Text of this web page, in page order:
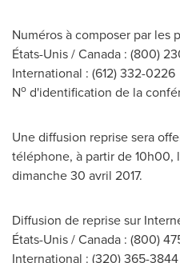
Numéros à composer par les
États-Unis /Canada : (800)
International : (612) 332-0226
No d'identification de la
Une diffusion reprise sera
téléphone, à partir de 10h00,
dimanche 30 avril 2017.
Diffusion de reprise sur
États-Unis /Canada : (800)
International : (320) 365-3844